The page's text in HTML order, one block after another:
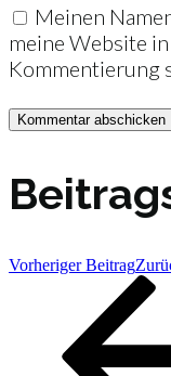
Meinen
meine Website
Kommentierung
Vorheriger Beitrag